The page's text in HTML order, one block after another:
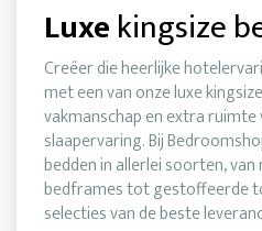
Luxekingsize
Creëer die heerlijke
met een van onze luxe
vakmanschap en extra
slaapervaring. Bij
bedden in allerlei soorten,
bedframes tot gestoffeerde
selecties van de beste